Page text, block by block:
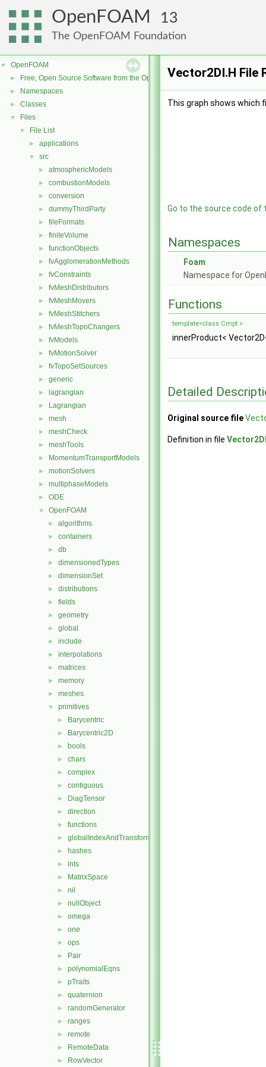
OpenFOAM 13
The OpenFOAM Foundation
▼ OpenFOAM
► Free, Open Source Software from the OpenFOAM Foundation
► Namespaces
► Classes
▼ Files
▼ File List
► applications
▼ src
► atmosphericModels
► combustionModels
► conversion
► dummyThirdParty
► fileFormats
► finiteVolume
► functionObjects
► fvAgglomerationMethods
► fvConstraints
► fvMeshDistributors
► fvMeshMovers
► fvMeshStitchers
► fvMeshTopoChangers
► fvModels
► fvMotionSolver
► fvTopoSetSources
► generic
► lagrangian
► Lagrangian
► mesh
► meshCheck
► meshTools
► MomentumTransportModels
► motionSolvers
► multiphaseModels
► ODE
▼ OpenFOAM
► algorithms
► containers
► db
► dimensionedTypes
► dimensionSet
► distributions
► fields
► geometry
► global
► include
► interpolations
► matrices
► memory
► meshes
▼ primitives
► Barycentric
► Barycentric2D
► bools
► chars
► complex
► contiguous
► DiagTensor
► direction
► functions
► globalIndexAndTransform
► hashes
► ints
► MatrixSpace
► nil
► nullObject
► omega
► one
► ops
► Pair
► polynomialEqns
► pTraits
► quaternion
► randomGenerator
► ranges
► remote
► RemoteData
► RowVector
Vector2DI.H File
This graph shows which
Go to the source code of
Namespaces
Foam
Namespace for
Functions
template<class Cmpt >
innerProduct<
Detailed
Original source file
Definition in file